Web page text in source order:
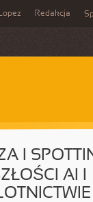
Lopez Redakcja
I
AI I